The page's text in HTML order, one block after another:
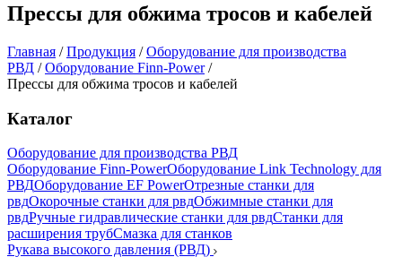
Прессы для обжима тросов и кабелей
Главная /Продукция /Оборудование для производства
РВД /Оборудование Finn-Power/
Прессы для обжима тросов и кабелей
Каталог
Оборудование для производства РВД
Оборудование Finn-PowerОборудование Link Technology для
РВДОборудование EF PowerОтрезные станки для
рвдОкорочные станки для рвдОбжимные станки для
рвдРучные гидравлические станки для рвдСтанки для
расширения трубСмазка для станков
Рукава высокого давления (РВД)